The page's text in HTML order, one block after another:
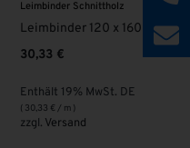
Leimbinder Schnittholz
Leimbinder 120 x 160
30,33 €
Enthält 19% MwSt. DE
( 30,33 € / m )
zzgl. Versand